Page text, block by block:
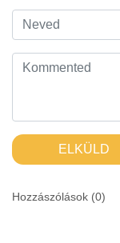
ELKÜLD
Hozzászólások (0)